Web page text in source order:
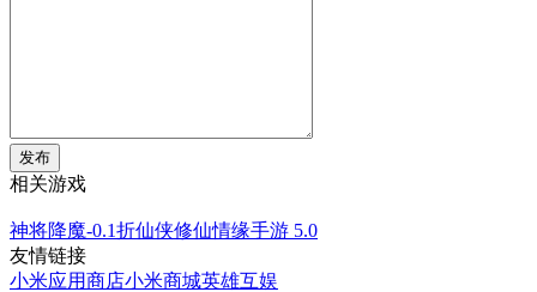
发布
相关游戏
神将降魔-0.1折仙侠修仙情缘手游 5.0
友情链接
小米应用商店小米商城英雄互娱